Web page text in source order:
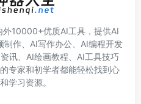
外10000+优质AI工具，提供AI
制作、AI写作办公、AI编程开发
讯、AI绘画教程、AI工具技巧
专家和初学者都能轻松找到心
学习资源。